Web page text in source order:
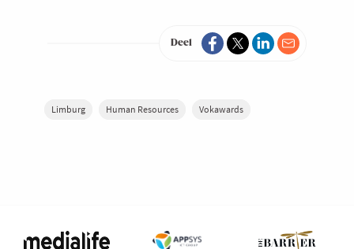
Deel
Limburg Human Resources Vokawards